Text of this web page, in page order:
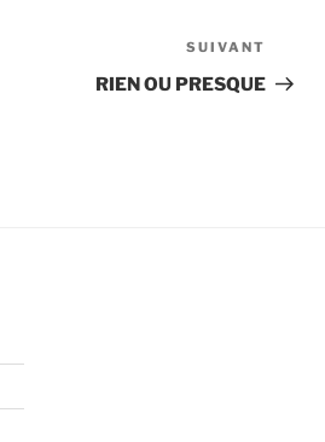
suivant
SUIVANT
RIEN OU PRESQUE